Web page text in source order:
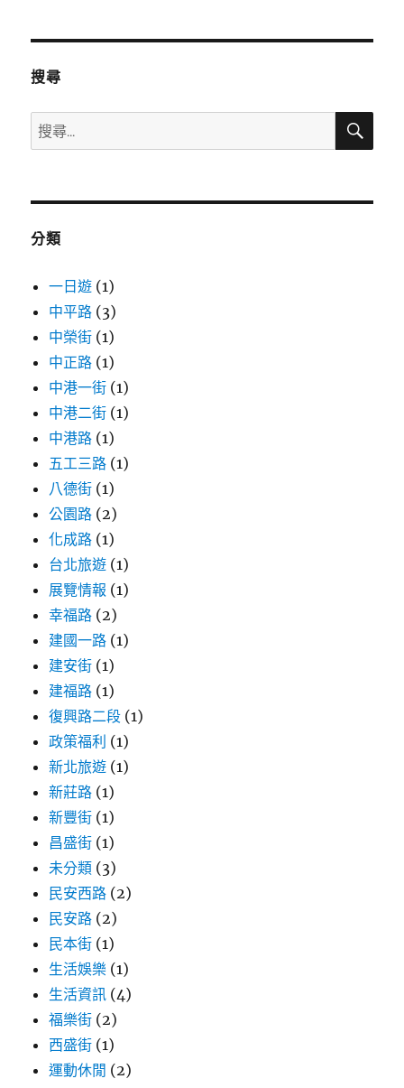
搜尋
搜
尋
鍵
搜
分類
一日遊 (1)
中平路 (3)
中榮街 (1)
中正路 (1)
中港一街 (1)
中港二街 (1)
中港路 (1)
五工三路 (1)
八德街 (1)
公園路 (2)
化成路 (1)
台北旅遊 (1)
展覽情報 (1)
幸福路 (2)
建國一路 (1)
建安街 (1)
建福路 (1)
復興路二段 (1)
政策福利 (1)
新北旅遊 (1)
新莊路 (1)
新豐街 (1)
昌盛街 (1)
未分類 (3)
民安西路 (2)
民安路 (2)
民本街 (1)
生活娛樂 (1)
生活資訊 (4)
福樂街 (2)
西盛街 (1)
運動休閒 (2)